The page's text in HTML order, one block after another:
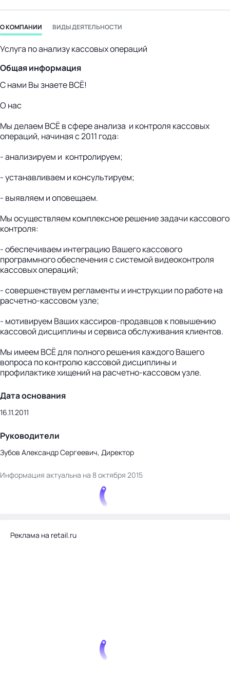
бизнес-центр
О КОМПАНИИ ВИДЫ ДЕЯТЕЛЬНОСТИ
Услуга по анализу кассовых операций
Общая информация
С нами Вы знаете ВСЁ!
О нас
Мы делаем ВСЁ в сфере анализа и контроля кассовых
операций, начиная с 2011 года:
- анализируем и контролируем;
- устанавливаем и консультируем;
- выявляем и оповещаем.
Мы осуществляем комплексное решение задачи кассового
контроля:
- обеспечиваем интеграцию Вашего кассового
программного обеспечения с системой видеоконтроля
кассовых операций;
- совершенствуем регламенты и инструкции по работе на
расчетно-кассовом узле;
- мотивируем Ваших кассиров-продавцов к повышению
кассовой дисциплины и сервиса обслуживания клиентов.
Мы имеем ВСЁ для полного решения каждого Вашего
вопроса по контролю кассовой дисциплины и
профилактике хищений на расчетно-кассовом узле.
Дата основания
16.11.2011
Руководители
Зубов Александр Сергеевич, Директор
Информация актуальна на 8 октября 2015
Реклама на retail.ru